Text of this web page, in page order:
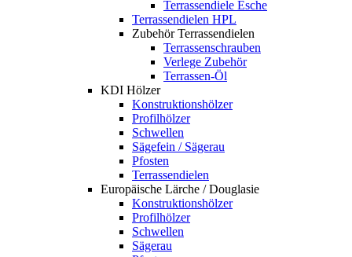
Terrassendiele Esche
Terrassendielen HPL
Zubehör Terrassendielen
Terrassenschrauben
Verlege Zubehör
Terrassen-Öl
KDI Hölzer
Konstruktionshölzer
Profilhölzer
Schwellen
Sägefein / Sägerau
Pfosten
Terrassendielen
Europäische Lärche / Douglasie
Konstruktionshölzer
Profilhölzer
Schwellen
Sägerau